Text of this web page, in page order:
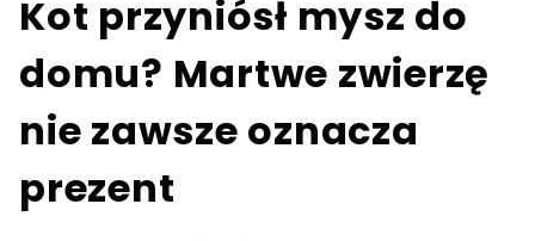
Kot przyniósł mysz do
domu? Martwe zwierzę
nie zawsze oznacza
prezent